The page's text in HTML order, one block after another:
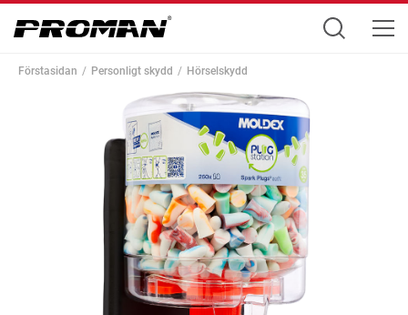
Förstasidan Personligt skydd Hörselskydd